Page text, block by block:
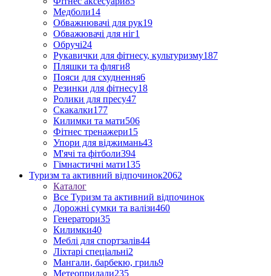
Медболи14
Обважнювачі для рук19
Обважювачі для ніг1
Обручі24
Рукавички для фітнесу, культуризму187
Пляшки та фляги8
Пояси для схуднення6
Резинки для фітнесу18
Ролики для пресу47
Скакалки177
Килимки та мати506
Фітнес тренажери15
Упори для віджимань43
М'ячі та фітболи394
Гімнастичні мати135
Туризм та активний відпочинок2062
Каталог
Все Туризм та активний відпочинок
Дорожні сумки та валізи460
Генератори35
Килимки40
Меблі для спортзалів44
Ліхтарі спеціальні2
Мангали, барбекю, гриль9
Метеоприлади235